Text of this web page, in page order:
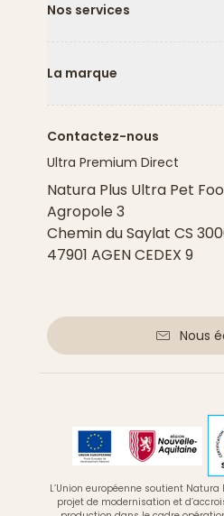
Nos services
La marque
Contactez-nous
Ultra Premium Direct
Natura Plus Ultra Pet
Agropole 3
Chemin du Saylat CS
47901 AGEN CEDEX 9
Nous
L’Union européenne soutient Natura
projet de modernisation et